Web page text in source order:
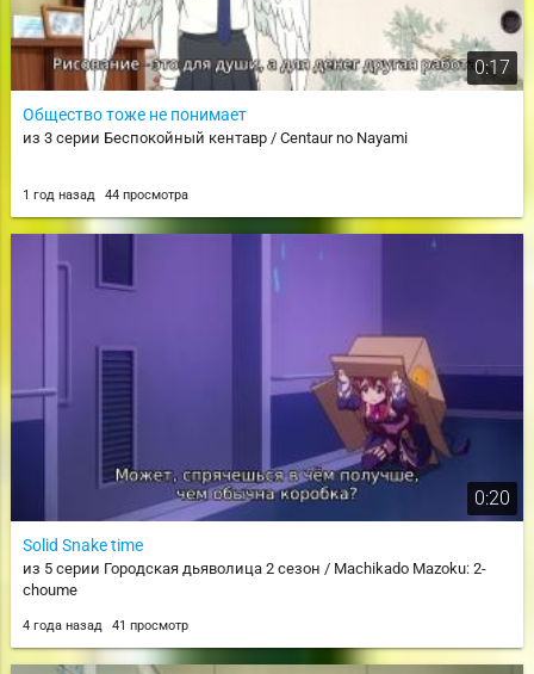
0:17
Общество тоже не понимает
из 3 серии Беспокойный кентавр / Centaur no Nayami
1 год назад 44 просмотра
0:20
Solid Snake time
из 5 серии Городская дьяволица 2 сезон / Machikado Mazoku: 2-
choume
4 года назад 41 просмотр